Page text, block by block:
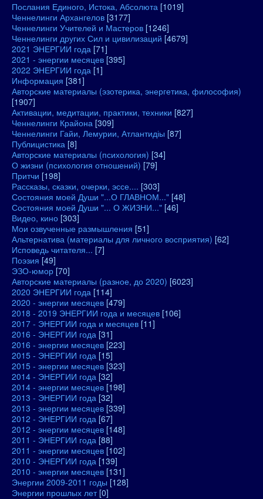
Послания Единого, Истока, Абсолюта [1019]
Ченнелинги Архангелов [3177]
Ченнелинги Учителей и Мастеров [1246]
Ченнелинги других Сил и цивилизаций [4679]
2021 ЭНЕРГИИ года [71]
2021 - энергии месяцев [395]
2022 ЭНЕРГИИ года [1]
Информация [381]
Авторские материалы (эзотерика, энергетика, философия)
[1907]
Активации, медитации, практики, техники [827]
Ченнелинги Крайона [309]
Ченнелинги Гайи, Лемурии, Атлантидіы [87]
Публицистика [8]
Авторские материалы (психология) [34]
О жизни (психология отношений) [79]
Притчи [198]
Рассказы, сказки, очерки, эссе.... [303]
Состояния моей Души "...О ГЛАВНОМ..." [48]
Состояния моей Души "... О ЖИЗНИ..." [46]
Видео, кино [303]
Мои озвученные размышления [51]
Альтернатива (материалы для личного восприятия) [62]
Исповедь читателя... [7]
Поэзия [49]
ЭЗО-юмор [70]
Авторские материалы (разное, до 2020) [6023]
2020 ЭНЕРГИИ года [114]
2020 - энергии месяцев [479]
2018 - 2019 ЭНЕРГИИ года и месяцев [106]
2017 - ЭНЕРГИИ года и месяцев [11]
2016 - ЭНЕРГИИ года [31]
2016 - энергии месяцев [223]
2015 - ЭНЕРГИИ года [15]
2015 - энергии месяцев [323]
2014 - ЭНЕРГИИ года [32]
2014 - энергии месяцев [198]
2013 - ЭНЕРГИИ года [32]
2013 - энергии месяцев [339]
2012 - ЭНЕРГИИ года [67]
2012 - энергии месяцев [148]
2011 - ЭНЕРГИИ года [88]
2011 - энергии месяцев [102]
2010 - ЭНЕРГИИ года [139]
2010 - энергии месяцев [131]
Энергии 2009-2011 годы [128]
Энергии прошлых лет [0]